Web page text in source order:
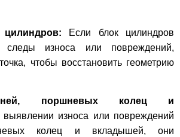
цилиндров: Если блок цилиндров
следы износа или повреждений,
чтобы восстановить геометрию
поршневых колец и
износа или повреждений
колец и вкладышей, они